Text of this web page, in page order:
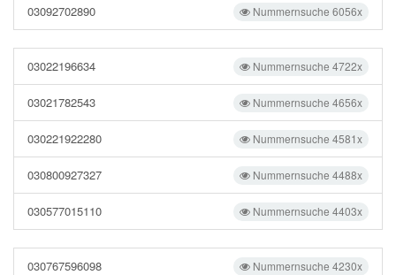
Nummernsuche 6056x
03092702890
Nummernsuche 4722x
03022196634
Nummernsuche 4656x
03021782543
Nummernsuche 4581x
030221922280
Nummernsuche 4488x
030800927327
Nummernsuche 4403x
030577015110
Nummernsuche 4230x
030767596098